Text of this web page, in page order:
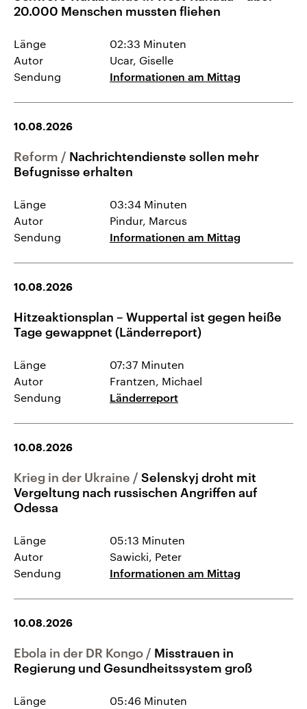
20.000 Menschen mussten fliehen
Länge
02:33 Minuten
Autor
Ucar, Giselle
Sendung
Informationen am Mittag
10.08.2026
Reform
Nachrichtendienste sollen mehr
Befugnisse erhalten
Länge
03:34 Minuten
Autor
Pindur, Marcus
Sendung
Informationen am Mittag
10.08.2026
Hitzeaktionsplan – Wuppertal ist gegen heiße
Tage gewappnet (Länderreport)
Länge
07:37 Minuten
Autor
Frantzen, Michael
Sendung
Länderreport
10.08.2026
Krieg in der Ukraine
Selenskyj droht mit
Vergeltung nach russischen Angriffen auf
Odessa
Länge
05:13 Minuten
Autor
Sawicki, Peter
Sendung
Informationen am Mittag
10.08.2026
Ebola in der DR Kongo
Misstrauen in
Regierung und Gesundheitssystem groß
Länge
05:46 Minuten